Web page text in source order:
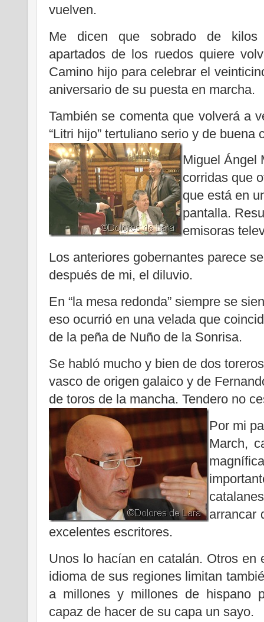
vuelven.
Me dicen que sobrado de
apartados de los ruedos quiere
Camino hijo para celebrar el
aniversario de su puesta en marcha.
También se comenta que volverá a
“Litri hijo” tertuliano serio y de buena
Miguel Ángel
corridas que
que está en
pantalla.
emisoras
Los anteriores gobernantes parece
después de mi, el diluvio.
En “la mesa redonda” siempre se
eso ocurrió en una velada que
de la peña de Nuño de la Sonrisa.
Se habló mucho y bien de dos
vasco de origen galaico y de
de toros de la mancha. Tendero no
Por mi
March,
arrancar
excelentes escritores.
Unos lo hacían en catalán. Otros en
idioma de sus regiones limitan
a millones y millones de hispano
capaz de hacer de su capa un sayo.